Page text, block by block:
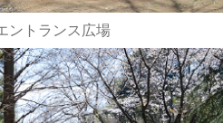
ントランス広場